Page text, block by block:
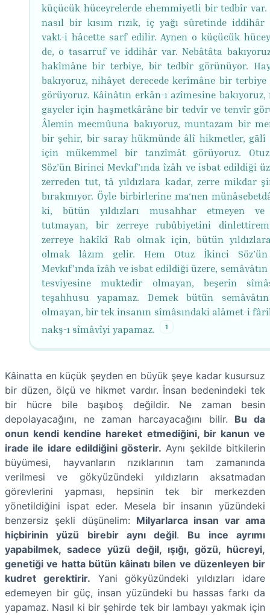
küçücük hüceyrelerde ehemmiyetli bir tedbîr var.
nasıl bir kısım rızık, iç yağı sûretinde iddihâr
vakt-i hâcette sarf edilir. Aynen o küçücük
de, o tasarruf ve iddihâr var. Nebâtâta
hakîmâne bir terbiye, bir tedbîr görünüyor.
bakıyoruz, nihâyet derecede kerîmâne bir terbiye
görüyoruz. Kâinâtın erkân-ı azîmesine
gayeler için haşmetkârâne bir tedvîr ve tenvîr
Âlemin mecmûuna bakıyoruz, muntazam bir
bir şehir, bir saray hükmünde âlî hikmetler, gālî
için mükemmel bir tanzîmât görüyoruz.
Söz’ün Birinci Mevkıf'ında îzâh ve isbat edildiği
zerreden tut, tâ yıldızlara kadar, zerre mikdar
bırakmıyor. Öyle birbirlerine ma‘nen
ki, bütün yıldızları musahhar etmeyen ve
tutmayan, bir zerreye rubûbiyetini
zerreye hakîkî Rab olmak için, bütün
olmak lâzım gelir. Hem Otuz İkinci
Mevkıf'ında îzâh ve isbat edildiği üzere,
tesviyesine muktedir olmayan, beşerin
teşahhusu yapamaz. Demek bütün
olmayan, bir tek insanın sîmâsındaki alâmet-i
nakş-ı sîmâvîyi yapamaz.
1
Kâinatta en küçük şeyden en büyük şeye kadar kusursuz
bir düzen, ölçü ve hikmet vardır. İnsan bedenindeki tek
bir hücre bile başıboş değildir. Ne zaman besin
depolayacağını, ne zaman harcayacağını bilir. Bu da
onun kendi kendine hareket etmediğini, bir kanun ve
irade ile idare edildiğini gösterir. Aynı şekilde bitkilerin
büyümesi, hayvanların rızıklarının tam zamanında
verilmesi ve gökyüzündeki yıldızların aksatmadan
görevlerini yapması, hepsinin tek bir merkezden
yönetildiğini ispat eder. Mesela bir insanın yüzündeki
benzersiz şekli düşünelim: Milyarlarca insan var ama
hiçbirinin yüzü birebir aynı değil. Bu ince ayrımı
yapabilmek, sadece yüzü değil, ışığı, gözü, hücreyi,
genetiği ve hatta bütün kâinatı bilen ve düzenleyen bir
kudret gerektirir. Yani gökyüzündeki yıldızları idare
edemeyen bir güç, insan yüzündeki bu hassas farkı da
yapamaz. Nasıl ki bir şehirde tek bir lambayı yakmak için